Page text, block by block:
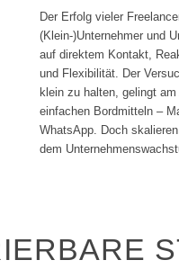
Der Erfolg vieler
(Klein-)Unternehmer und
auf direktem Kontakt,
und Flexibilität. Der
klein zu halten, gelingt
einfachen Bordmitteln –
WhatsApp. Doch
dem